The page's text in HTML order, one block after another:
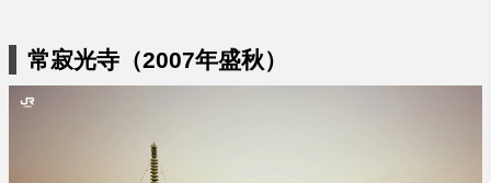
常寂光寺（2007年盛秋）